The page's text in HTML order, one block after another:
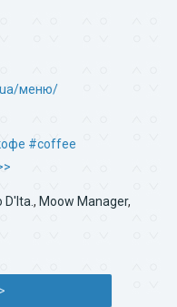
меню/
#coffee
D'Ita. , Moow Manager,